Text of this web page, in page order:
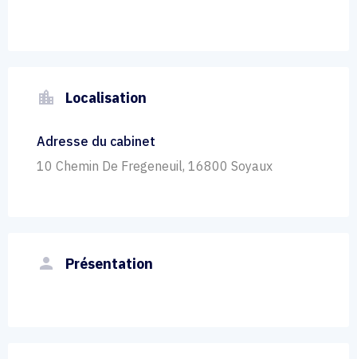
location_city Localisation
Adresse du cabinet
10 Chemin De Fregeneuil, 16800 Soyaux
person Présentation